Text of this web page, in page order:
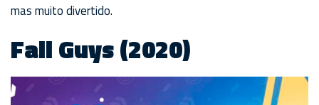
mas muito divertido.
Fall Guys (2020)